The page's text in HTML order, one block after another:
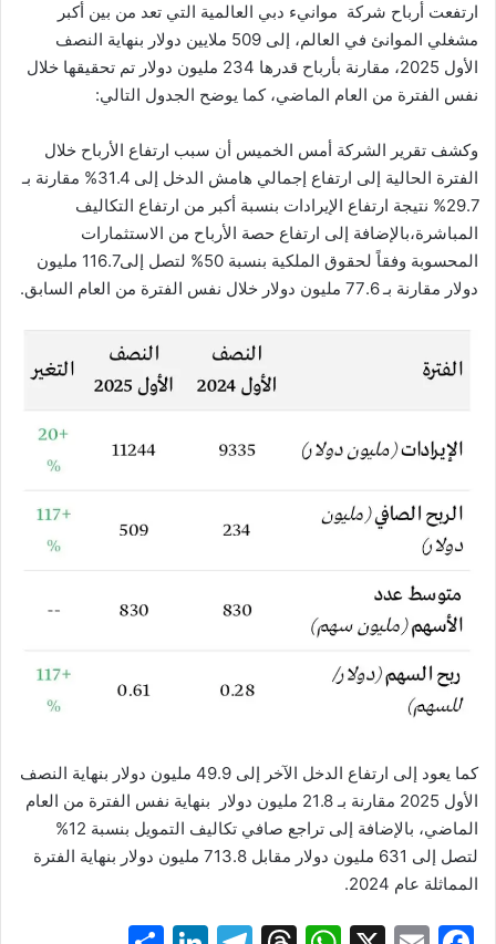
و
ي
ا
ارتفعت أرباح شركة موانيء دبي العالمية التي تعد من بين أكبر
مشغلي الموانئ في العالم، إلى ملايين دولار بنهاية النصف
الأول
، مقارنة بأرباح قدرها مليون دولار تم تحقيقها خلال
نفس الفترة من العام الماضي، كما يوضح الجدول التالي:
وكشف تقرير الشركة أمس الخميس أن سبب ارتفاع الأرباح خلال
الفترة الحالية إلى ارتفاع إجمالي هامش الدخل إلى مقارنة بـ
29.7%
نتيجة ارتفاع الإيرادات بنسبة أكبر من ارتفاع التكاليف
المباشرة،بالإضافة إلى ارتفاع حصة الأرباح من الاستثمارات
المحسوبة وفقاً لحقوق الملكية بنسبة لتصل إلى116.7 مليون
دولار مقارنة بـ77.6 مليون دولار خلال نفس الفترة من العام السابق.
كما يعود إلى ارتفاع الدخل الآخر إلى مليون دولار بنهاية النصف
الأول
مقارنة بـ21.8 مليون دولار بنهاية نفس الفترة من العام
الماضي، بالإضافة إلى تراجع صافي تكاليف التمويل بنسبة
لتصل إلى مليون دولار مقابل مليون دولار بنهاية الفترة
المماثلة عام